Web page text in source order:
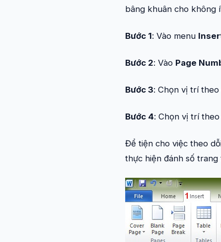
bâng khuân cho không
Bước 1: Vào menu
Bước 2: Vào Page
Bước 3: Chọn vị trí
Bước 4: Chọn vị trí
Để tiện cho việc theo
thực hiện đánh số